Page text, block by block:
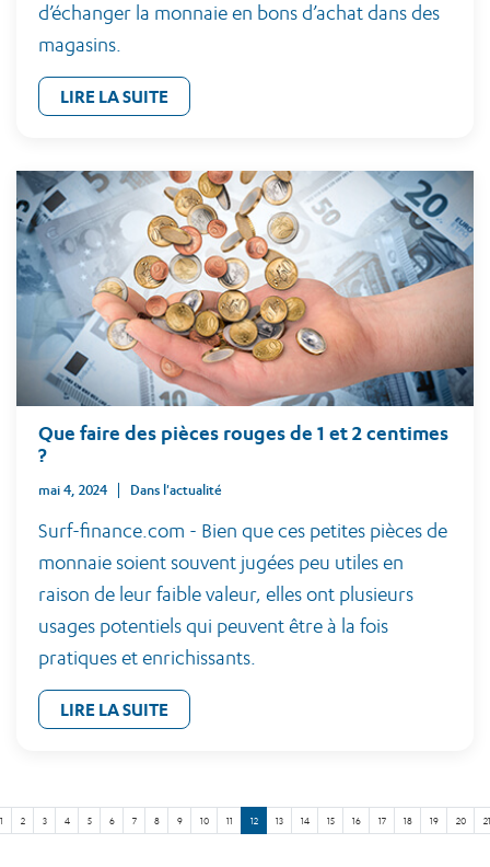
d’échanger la monnaie en bons d’achat dans des
magasins.
LIRE LA SUITE
Que faire des pièces rouges de 1 et 2 centimes
?
mai 4, 2024 Dans l'actualité
Surf-finance.com - Bien que ces petites pièces de
monnaie soient souvent jugées peu utiles en
raison de leur faible valeur, elles ont plusieurs
usages potentiels qui peuvent être à la fois
pratiques et enrichissants.
LIRE LA SUITE
1 2 3 4 5 6 7 8 9 10 11 12 13 14 15 16 17 18 19 20 21